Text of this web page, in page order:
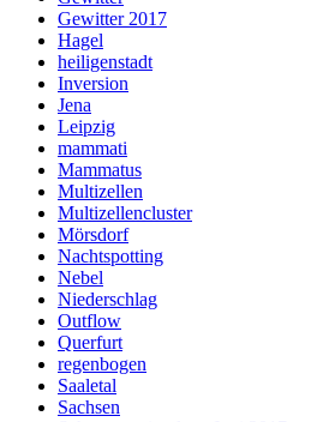
Gewitter 2017
Hagel
heiligenstadt
Inversion
Jena
Leipzig
mammati
Mammatus
Multizellen
Multizellencluster
Mörsdorf
Nachtspotting
Nebel
Niederschlag
Outflow
Querfurt
regenbogen
Saaletal
Sachsen